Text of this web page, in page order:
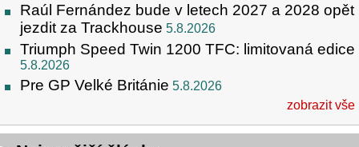
Raúl Fernández bude v letech 2027 a 2028 opět
jezdit za Trackhouse 5.8.2026
Triumph Speed Twin 1200 TFC: limitovaná edice
5.8.2026
Pre GP Velké Británie 5.8.2026
zobrazit vše